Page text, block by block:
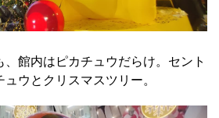
、館内はピカチュウだらけ。セント
ウとクリスマスツリー。